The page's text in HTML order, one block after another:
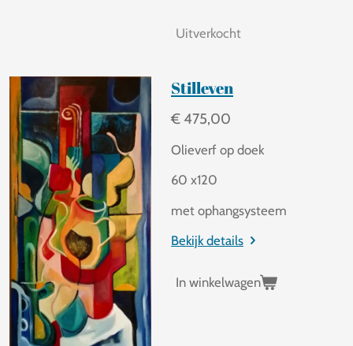
Uitverkocht
Stilleven
€ 475,00
Olieverf op doek
60 x120
met ophangsysteem
Bekijk details
In winkelwagen